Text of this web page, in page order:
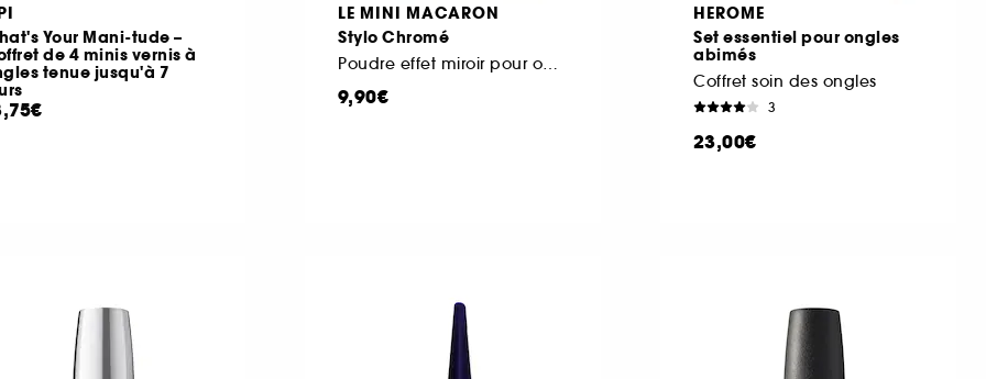
Your Mani-tude –
de 4 minis vernis à
tenue jusqu'à 7
LE MINI MACARON
Stylo Chromé
9,90€
HEROME
Set essentiel pour ongles
abimés
Coffret soin des ongles
3
23,00€